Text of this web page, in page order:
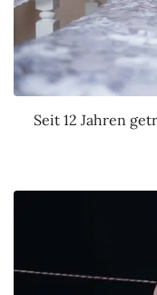
Seit 12 Jahren